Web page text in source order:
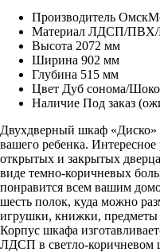
Производитель
Материал ЛДСП/
Высота 2072 мм
Ширина 902 мм
Глубина 515 мм
Цвет Дуб сонома/
Наличие Под заказ
Двухдверный шкаф «Диско»
вашего ребенка.
открытых и закрытых
виде темно-коричневых
понравится всем вашим
шесть полок, куда можно
игрушки, книжки, предметы
Корпус шкафа
ЛДСП в светло-коричневом